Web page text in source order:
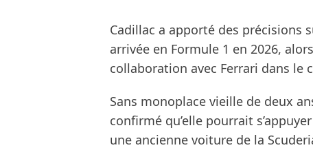
Cadillac a apporté des précisions
arrivée en Formule 1 en 2026,
collaboration avec Ferrari dans le
Sans monoplace vieille de deux
confirmé qu’elle pourrait
une ancienne voiture de la